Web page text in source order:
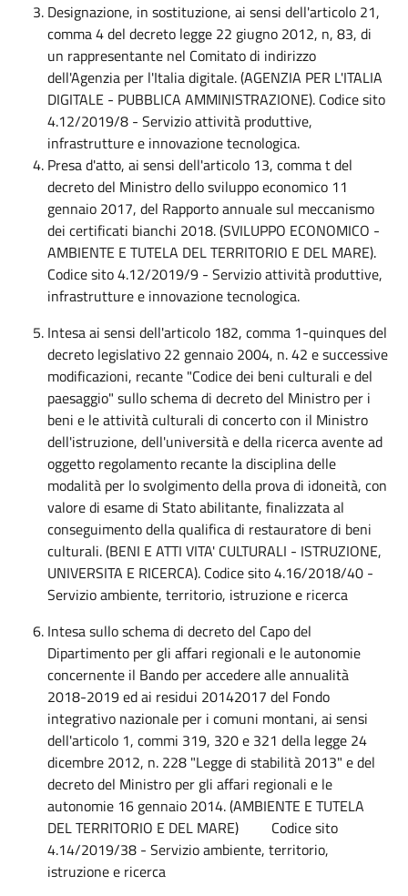
Designazione, in sostituzione, ai sensi dell'articolo 21,
comma 4 del decreto legge 22 giugno 2012, n, 83, di
un rappresentante nel Comitato di indirizzo
dell'Agenzia per l'Italia digitale. (AGENZIA PER L'ITALIA
DIGITALE - PUBBLICA AMMINISTRAZIONE). Codice sito
4.12/2019/8 - Servizio attività produttive,
infrastrutture e innovazione tecnologica.
Presa d'atto, ai sensi dell'articolo 13, comma t del
decreto del Ministro dello sviluppo economico 11
gennaio 2017, del Rapporto annuale sul meccanismo
dei certificati bianchi 2018. (SVILUPPO ECONOMICO -
AMBIENTE E TUTELA DEL TERRITORIO E DEL MARE).
Codice sito 4.12/2019/9 - Servizio attività produttive,
infrastrutture e innovazione tecnologica.
Intesa ai sensi dell'articolo 182, comma 1-quinques del
decreto legislativo 22 gennaio 2004, n. 42 e successive
modificazioni, recante "Codice dei beni culturali e del
paesaggio" sullo schema di decreto del Ministro per i
beni e le attività culturali di concerto con il Ministro
dell'istruzione, dell'università e della ricerca avente ad
oggetto regolamento recante la disciplina delle
modalità per lo svolgimento della prova di idoneità, con
valore di esame di Stato abilitante, finalizzata al
conseguimento della qualifica di restauratore di beni
culturali. (BENI E ATTI VITA' CULTURALI - ISTRUZIONE,
UNIVERSITA E RICERCA). Codice sito 4.16/2018/40 -
Servizio ambiente, territorio, istruzione e ricerca
Intesa sullo schema di decreto del Capo del
Dipartimento per gli affari regionali e le autonomie
concernente il Bando per accedere alle annualità
2018-2019 ed ai residui 20142017 del Fondo
integrativo nazionale per i comuni montani, ai sensi
dell'articolo 1, commi 319, 320 e 321 della legge 24
dicembre 2012, n. 228 "Legge di stabilità 2013" e del
decreto del Ministro per gli affari regionali e le
autonomie 16 gennaio 2014. (AMBIENTE E TUTELA
DEL TERRITORIO E DEL MARE) Codice sito
4.14/2019/38 - Servizio ambiente, territorio,
istruzione e ricerca